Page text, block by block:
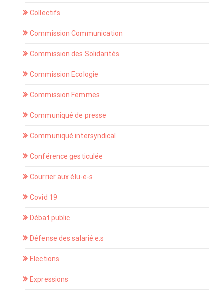
Collectifs
Commission Communication
Commission des Solidarités
Commission Ecologie
Commission Femmes
Communiqué de presse
Communiqué intersyndical
Conférence gesticulée
Courrier aux élu-e-s
Covid 19
Débat public
Défense des salarié.e.s
Elections
Expressions